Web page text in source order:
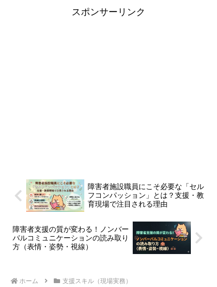
スポンサーリンク
障害者施設職員にこそ必要な「セル
フコンパッション」とは？支援・教
育現場で注目される理由
障害者支援の質が変わる！ノンバー
バルコミュニケーションの読み取り
方（表情・姿勢・視線）
ホーム 支援スキル（現場実務）